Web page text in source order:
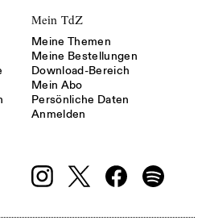
Mein TdZ
Meine Themen
Meine Bestellungen
Download-Bereich
Mein Abo
Persönliche Daten
Anmelden